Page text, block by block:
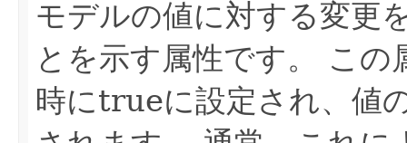
モデルの値に対する変更
とを示す属性です。
この
時にtrueに設定され、値